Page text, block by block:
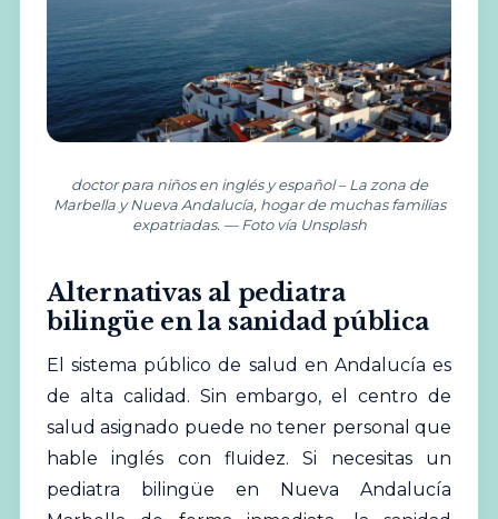
doctor para niños en inglés y español – La zona de
Marbella y Nueva Andalucía, hogar de muchas familias
expatriadas. — Foto vía Unsplash
Alternativas al pediatra
bilingüe en la sanidad pública
El sistema público de salud en Andalucía es
de alta calidad. Sin embargo, el centro de
salud asignado puede no tener personal que
hable inglés con fluidez. Si necesitas un
pediatra bilingüe en Nueva Andalucía